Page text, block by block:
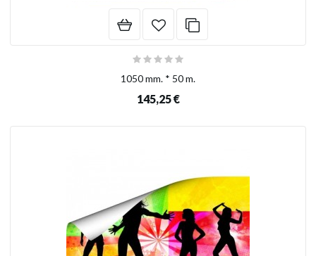
1050 mm. * 50 m.
145,25 €